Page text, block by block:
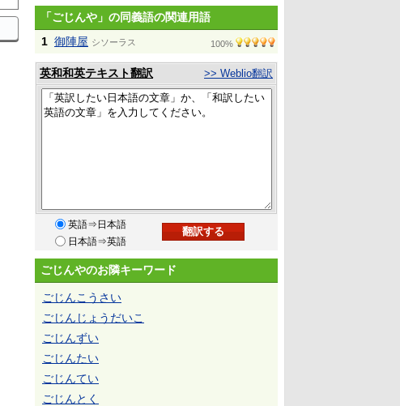
「ごじんや」の同義語の関連用語
1 御陣屋 シソーラス 100%
英和和英テキスト翻訳 >> Weblio翻訳
英語⇒日本語
日本語⇒英語
ごじんやのお隣キーワード
ごじんこうさい
ごじんじょうだいこ
ごじんずい
ごじんたい
ごじんてい
ごじんとく